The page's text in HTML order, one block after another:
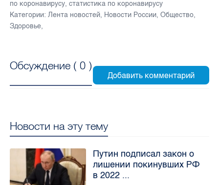
по коронавирусу, статистика по коронавирусу
Категории: Лента новостей, Новости России, Общество,
Здоровье,
Обсуждение ( 0 )
Новости на эту тему
Путин подписал закон о
лишении покинувших РФ
в 2022 ...